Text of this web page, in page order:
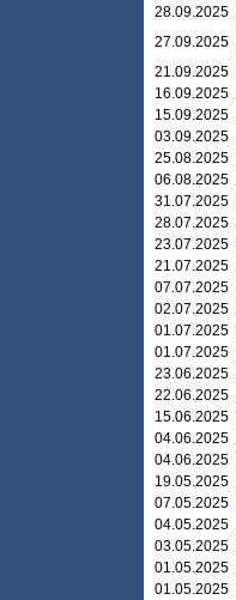
28.09.2025
27.09.2025
21.09.2025
16.09.2025
15.09.2025
03.09.2025
25.08.2025
06.08.2025
31.07.2025
28.07.2025
23.07.2025
21.07.2025
07.07.2025
02.07.2025
01.07.2025
01.07.2025
23.06.2025
22.06.2025
15.06.2025
04.06.2025
04.06.2025
19.05.2025
07.05.2025
04.05.2025
03.05.2025
01.05.2025
01.05.2025